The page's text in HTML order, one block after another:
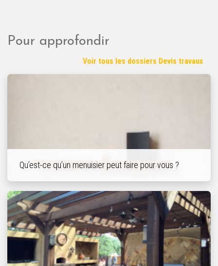
Pour approfondir
Voir tous les dossiers Devis travaux
Qu’est-ce qu’un menuisier peut faire pour vous ?